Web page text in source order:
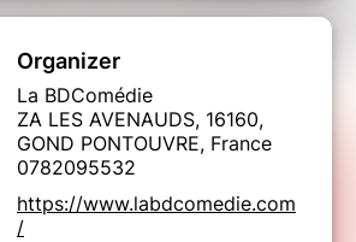
Organizer
La BDComédie
ZA LES AVENAUDS, 16160,
GOND PONTOUVRE, France
0782095532
https://www.labdcomedie.com
/